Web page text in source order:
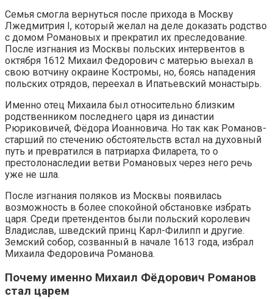
Семья смогла вернуться после прихода в Москву
Лжедмитрия I, который желал на деле доказать родство
с домом Романовых и прекратил их преследование.
После изгнания из Москвы польских интервентов в
октября 1612 Михаил Федорович с матерью выехал в
свою вотчину окраине Костромы, но, боясь нападения
польских отрядов, переехал в Ипатьевский монастырь.
Именно отец Михаила был относительно близким
родственником последнего царя из династии
Рюриковичей, Фёдора Иоанновича. Но так как Романов-
старший по стечению обстоятельств встал на духовный
путь и превратился в патриарха Филарета, то о
престолонаследии ветви Романовых через него речь
уже не шла.
После изгнания поляков из Москвы появилась
возможность в более спокойной обстановке избрать
царя. Среди претендентов были польский королевич
Владислав, шведский принц Карл-Филипп и другие.
Земский собор, созванный в начале 1613 года, избрал
Михаила Федоровича Романова.
Почему именно Михаил Фёдорович Романов
стал царем